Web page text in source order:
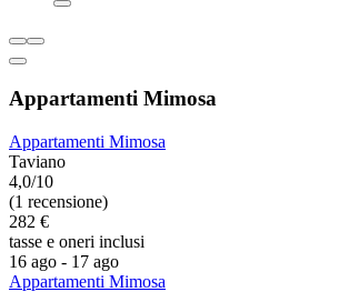
Appartamenti Mimosa
Appartamenti Mimosa
Taviano
4,0/10
(1 recensione)
282 €
tasse e oneri inclusi
16 ago - 17 ago
Appartamenti Mimosa